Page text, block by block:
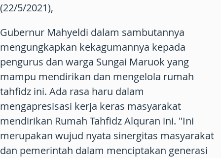
(22/5/2021),
Gubernur Mahyeldi dalam sambutannya
mengungkapkan kekagumannya kepada
pengurus dan warga Sungai Maruok yang
mampu mendirikan dan mengelola rumah
tahfidz ini. Ada rasa haru dalam
mengapresisasi kerja keras masyarakat
mendirikan Rumah Tahfidz Alquran ini. "Ini
merupakan wujud nyata sinergitas masyarakat
dan pemerintah dalam menciptakan generasi